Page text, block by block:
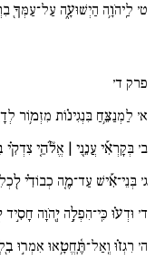
ט׳ לַֽיהֹוָ֥ה הַיְשׁוּעָ֑ה עַל־עַמְּךָ֖
פרק ד׳
א׳ לַמְנַצֵּ֥חַ בִּנְגִינ֗וֹת מִזְמ֥וֹר
ב׳ בְּקָרְאִ֡י עֲנֵ֚נִי | אֱלֹ֘הֵ֚י
ג׳ בְּנֵי־אִ֡ישׁ עַד־מֶ֤ה כְבוֹדִ֗י
ד׳ וּדְע֗וּ כִּֽי־הִפְלָ֣ה יְ֖הֹוָה
ה׳ רִגְז֗וּ וְֽאַל־תֶּֽ֫חֱטָ֥אוּ אִמְר֣וּ